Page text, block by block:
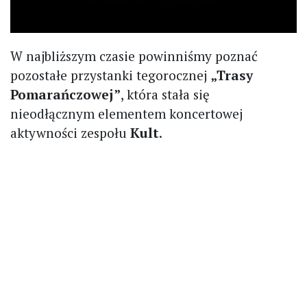
W najbliższym czasie powinniśmy poznać
pozostałe przystanki tegorocznej „Trasy
Pomarańczowej”, która stała się
nieodłącznym elementem koncertowej
aktywności zespołu Kult.